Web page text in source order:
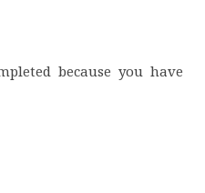
because you have